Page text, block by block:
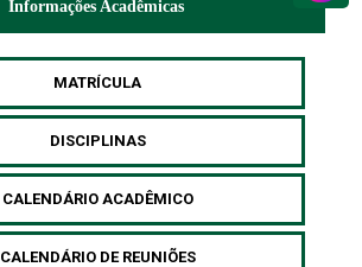
Informações Acadêmicas
MATRÍCULA
DISCIPLINAS
CALENDÁRIO ACADÊMICO
CALENDÁRIO DE REUNIÕES